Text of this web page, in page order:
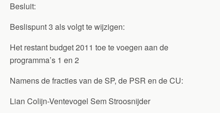
Besluit:
Beslispunt 3 als volgt te wijzigen:
Het restant budget 2011 toe te voegen aan de
programma’s 1 en 2
Namens de fracties van de SP, de PSR en de CU:
Lian Colijn-Ventevogel Sem Stroosnijder